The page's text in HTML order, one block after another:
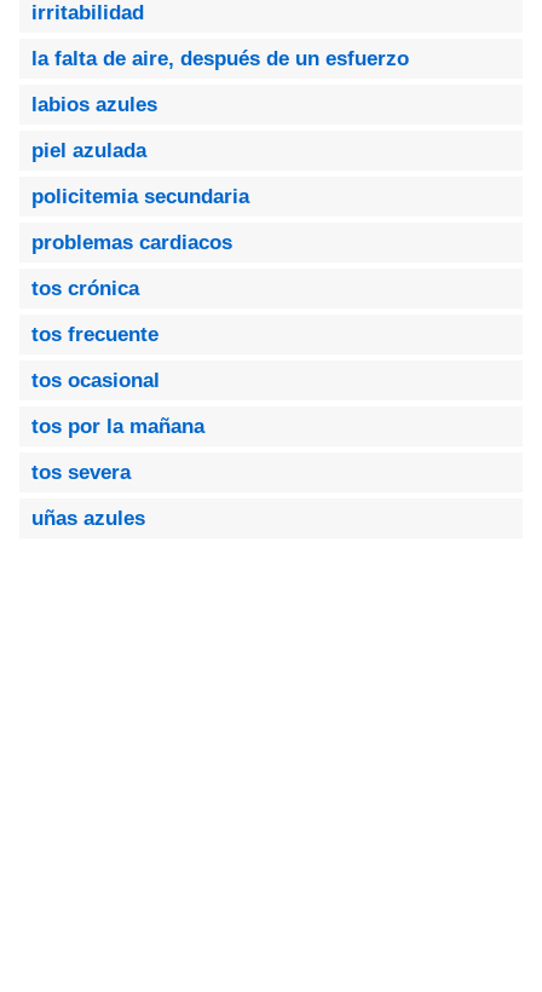
irritabilidad
la falta de aire, después de un esfuerzo
labios azules
piel azulada
policitemia secundaria
problemas cardiacos
tos crónica
tos frecuente
tos ocasional
tos por la mañana
tos severa
uñas azules